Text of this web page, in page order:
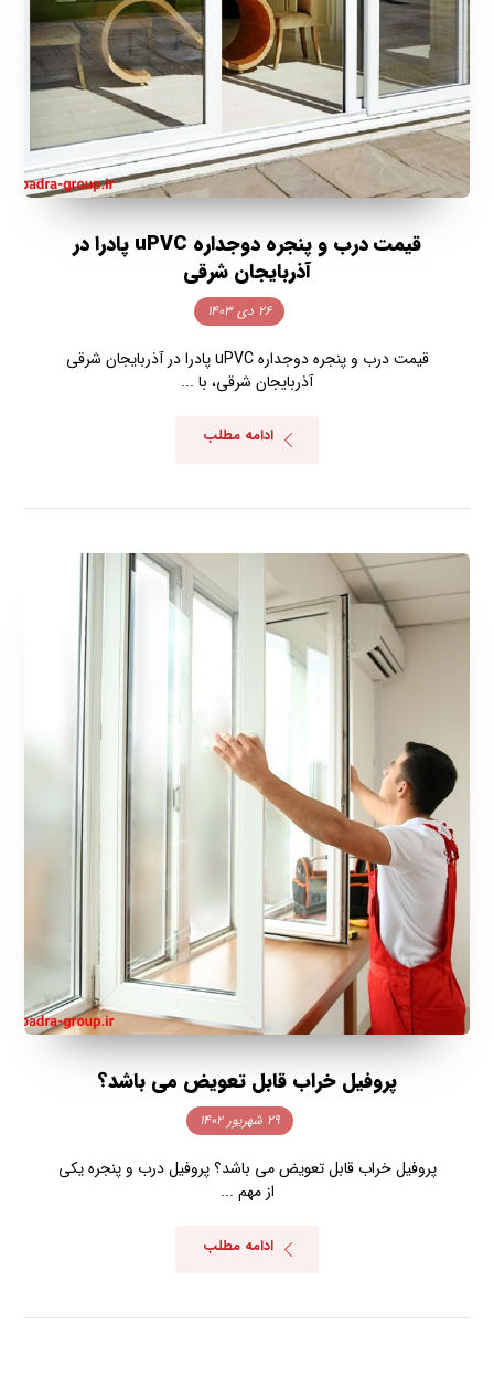
قیمت درب و پنجره دوجداره uPVC پادرا در
آذربایجان شرقی
۲۶ دی ۱۴۰۳
قیمت درب و پنجره دوجداره uPVC پادرا در آذربایجان شرقی
آذربایجان شرقی، با ...
ادامه مطلب
پروفیل خراب قابل تعویض می باشد؟
۲۹ شهریور ۱۴۰۲
پروفیل خراب قابل تعویض می باشد؟ پروفیل درب و پنجره یکی
از مهم ...
ادامه مطلب